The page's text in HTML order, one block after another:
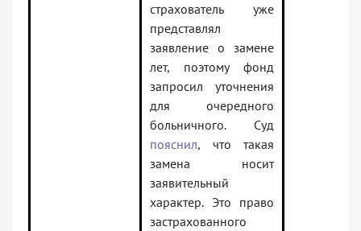
страхователь уже
представлял
заявление о замене
лет, поэтому фонд
запросил уточнения
для очередного
больничного. Суд
пояснил, что такая
замена носит
заявительный
характер. Это право
застрахованного